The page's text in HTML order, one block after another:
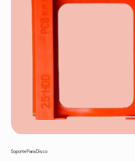
Soporte Para Disco